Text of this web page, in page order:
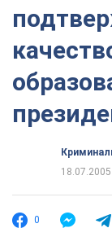
0